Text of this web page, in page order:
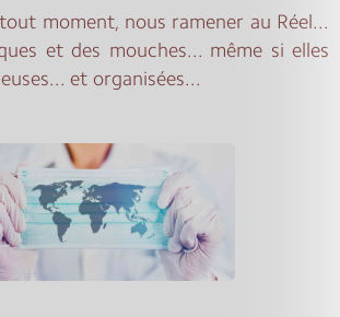
moment, nous ramener au Réel...
et des mouches... même si elles
et organisées...